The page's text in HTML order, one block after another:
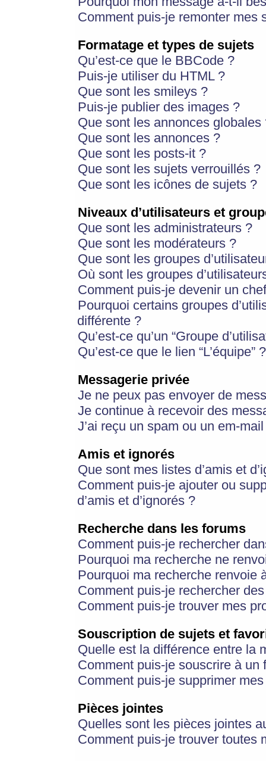
Comment puis-je remonter mes
Formatage et types de sujets
Qu’est-ce que le BBCode ?
Puis-je utiliser du HTML ?
Que sont les smileys ?
Puis-je publier des images ?
Que sont les annonces globales
Que sont les annonces ?
Que sont les posts-it ?
Que sont les sujets verrouillés ?
Que sont les icônes de sujets ?
Niveaux d’utilisateurs et
Que sont les administrateurs ?
Que sont les modérateurs ?
Que sont les groupes
Où sont les groupes
Comment puis-je devenir un
Pourquoi certains groupes
différente ?
Qu’est-ce qu’un “Groupe
Qu’est-ce que le lien “L’équipe” ?
Messagerie privée
Je ne peux pas envoyer de
Je continue à recevoir des
J’ai reçu un spam ou un em-
Amis et ignorés
Que sont mes listes d’amis et
Comment puis-je ajouter ou
d’amis et d’ignorés ?
Recherche dans les forums
Comment puis-je rechercher
Pourquoi ma recherche ne
Pourquoi ma recherche renvoie
Comment puis-je rechercher
Comment puis-je trouver mes
Souscription de sujets et
Quelle est la différence entre la
Comment puis-je souscrire à
Comment puis-je supprimer
Pièces jointes
Quelles sont les pièces jointes
Comment puis-je trouver toutes